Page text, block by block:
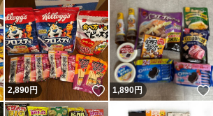
いいね！
2,890円 いいね！
1,890円